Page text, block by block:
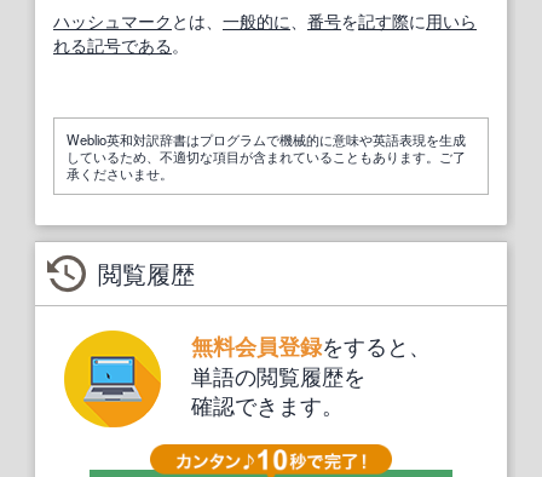
ハッシュマーク とは、 一般的に 番号を記す際に 用いら
れる記号である 。
Weblio英和対訳辞書はプログラムで機械的に意味や英語表現を生成
しているため、不適切な項目が含まれていることもあります。ご了
承くださいませ。
閲覧履歴
無料会員登録をすると、
単語の閲覧履歴を
確認できます。